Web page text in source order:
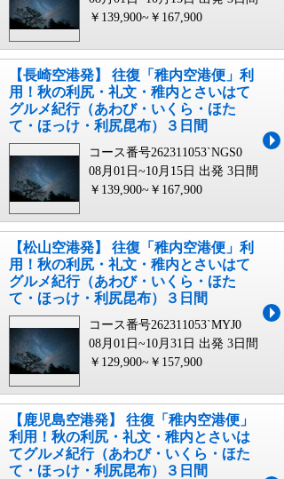
￥139,900~￥167,900
【長崎空港発】 往復「稚内空港便」利
用！秋の利尻・礼文・稚内とさいはて
グルメ紀行（あわび・いくら・ほた
て・ほっけ・利尻昆布）３日間
コース番号262311053`NGS0
08月01日~10月15日 出発 3日間
￥139,900~￥167,900
【松山空港発】 往復「稚内空港便」利
用！秋の利尻・礼文・稚内とさいはて
グルメ紀行（あわび・いくら・ほた
て・ほっけ・利尻昆布）３日間
コース番号262311053`MYJ0
08月01日~10月31日 出発 3日間
￥129,900~￥157,900
【鹿児島空港発】 往復「稚内空港便」
利用！秋の利尻・礼文・稚内とさいは
てグルメ紀行（あわび・いくら・ほた
て・ほっけ・利尻昆布）３日間